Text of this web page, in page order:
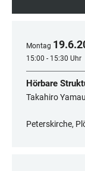
Montag 19.6.
15:00 - 15:30 Uhr
Hörbare
Takahiro
Peterskirche,